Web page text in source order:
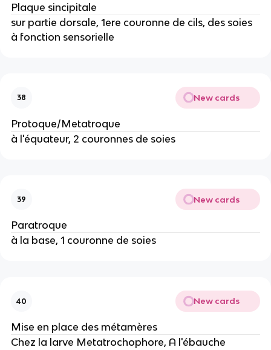
Plaque sincipitale
sur partie dorsale, 1ere couronne de cils, des soies
à fonction sensorielle
38 New cards
Protoque/Metatroque
à l'équateur, 2 couronnes de soies
39 New cards
Paratroque
à la base, 1 couronne de soies
40 New cards
Mise en place des métamères
Chez la larve Metatrochophore, A l'ébauche